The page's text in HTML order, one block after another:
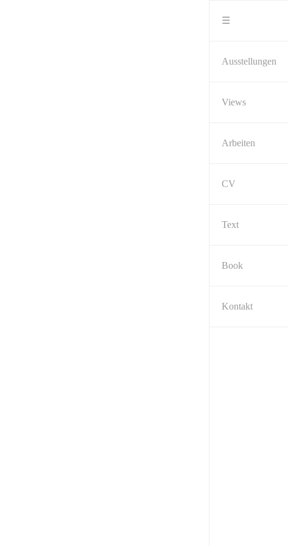
content
☰
Ausstellungen
Views
Arbeiten
CV
Text
Book
Kontakt